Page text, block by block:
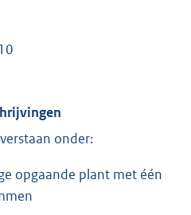
onder:
opgaande plant met één